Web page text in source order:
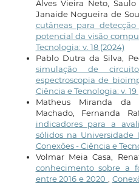
Alves Vieira Neto,
Janaide Nogueira de
cutâneas para
potencial da visão
Tecnologia: v. 18 (2024)
Pablo Dutra da Silva,
simulação de
espectroscopia de
Ciência e Tecnologia: v. 19
Matheus Miranda da
Machado, Fernanda
indicadores para a
sólidos na
Conexões - Ciência e
Volmar Meia Casa,
conhecimento sobre a
entre 2016 e 2020